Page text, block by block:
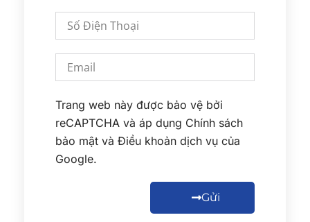
Trang web này được bảo vệ bởi
reCAPTCHA và áp dụng Chính sách
bảo mật và Điều khoản dịch vụ của
Google.
Gửi